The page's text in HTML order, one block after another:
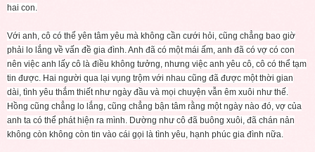
hai con.
Với anh, cô có thể yên tâm yêu mà không cần cưới hỏi, cũng chẳng bao giờ
phải lo lắng về vấn đề gia đình. Anh đã có một mái ấm, anh đã có vợ có con
nên việc anh lấy cô là điều không tưởng, nhưng việc anh yêu cô, cô có thể tạm
tin được. Hai người qua lại vụng trộm với nhau cũng đã được một thời gian
dài, tình yêu thắm thiết như ngày đầu và mọi chuyện vẫn êm xuôi như thế.
Hồng cũng chẳng lo lắng, cũng chẳng bận tâm rằng một ngày nào đó, vợ của
anh ta có thể phát hiện ra mình. Dường như cô đã buông xuôi, đã chán nản
không còn không còn tin vào cái gọi là tình yêu, hạnh phúc gia đình nữa.